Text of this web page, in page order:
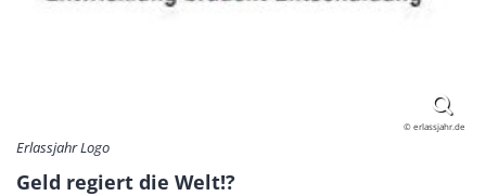
© erlassjahr.de
Erlassjahr Logo
Geld regiert die Welt!?